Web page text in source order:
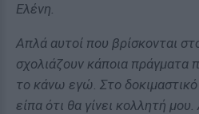
Ελένη.
Απλά αυτοί που βρίσκονται
σχολιάζουν κάποια πράγματα
το κάνω εγώ. Στο
είπα ότι θα γίνει κολλητή